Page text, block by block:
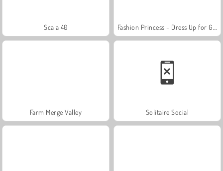
Scala 40
Farm Merge Valley Solitaire Social